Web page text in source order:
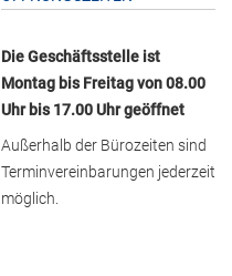
Die Geschäftsstelle ist
Montag bis Freitag von 08.00
Uhr bis 17.00 Uhr geöffnet
Außerhalb der Bürozeiten sind
Terminvereinbarungen jederzeit
möglich.